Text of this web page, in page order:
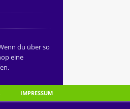
du über so
eine
IMPRESSUM